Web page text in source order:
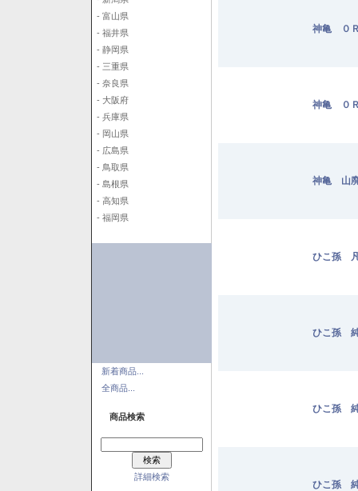
- 富山県
- 福井県
- 静岡県
- 三重県
- 奈良県
- 大阪府
- 兵庫県
- 岡山県
- 広島県
- 鳥取県
- 島根県
- 高知県
- 福岡県
新着商品...
全商品...
商品検索
詳細検索
神亀 ０
神亀 ０
神亀 山
ひこ孫
ひこ孫
ひこ孫
ひこ孫